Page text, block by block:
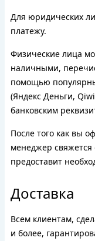
Для юридических
платежу.
Физические лица
наличными,
помощью
(Яндекс Деньги,
банковским
После того как вы
менеджер свяжется
предоставит
Доставка
Всем клиентам,
и более,